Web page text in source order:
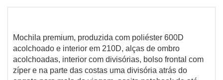
Mochila premium, produzida com poliéster 600D
acolchoado e interior em 210D, alças de ombro
acolchoadas, interior com divisórias, bolso frontal com
zíper e na parte das costas uma divisória atrás do